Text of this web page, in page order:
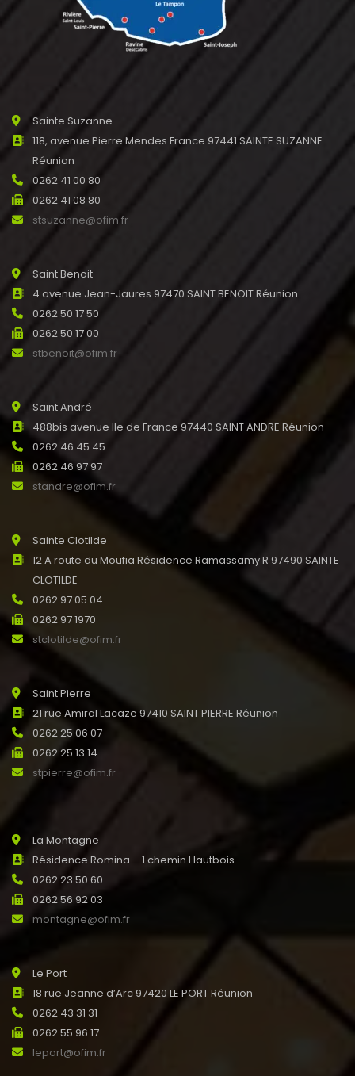
Sainte Suzanne
118, avenue Pierre Mendes France 97441 SAINTE SUZANNE
Réunion
0262 41 00 80
0262 41 08 80
stsuzanne@ofim.fr
Saint Benoit
4 avenue Jean-Jaures 97470 SAINT BENOIT Réunion
0262 50 17 50
0262 50 17 00
stbenoit@ofim.fr
Saint André
488bis avenue Ile de France 97440 SAINT ANDRE Réunion
0262 46 45 45
0262 46 97 97
standre@ofim.fr
Sainte Clotilde
12 A route du Moufia Résidence Ramassamy R 97490 SAINTE
CLOTILDE
0262 97 05 04
0262 97 1970
stclotilde@ofim.fr
Saint Pierre
21 rue Amiral Lacaze 97410 SAINT PIERRE Réunion
0262 25 06 07
0262 25 13 14
stpierre@ofim.fr
La Montagne
Résidence Romina – 1 chemin Hautbois
0262 23 50 60
0262 56 92 03
montagne@ofim.fr
Le Port
18 rue Jeanne d’Arc 97420 LE PORT Réunion
0262 43 31 31
0262 55 96 17
leport@ofim.fr